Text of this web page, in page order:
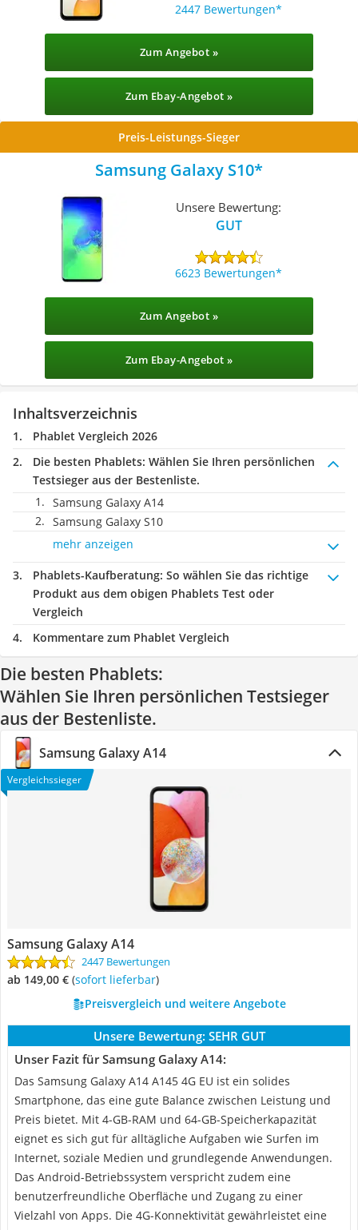
2447 Bewertungen
Zum Angebot »
Zum Ebay-Angebot »
Preis-Leistungs-Sieger
Samsung Galaxy S10
Unsere Bewertung:
GUT
6623 Bewertungen
Zum Angebot »
Zum Ebay-Angebot »
Inhaltsverzeichnis
Phablet Vergleich 2026
Die besten Phablets: Wählen Sie Ihren persönlichen
Testsieger aus der Bestenliste.
Samsung Galaxy A14
Samsung Galaxy S10
mehr anzeigen
Phablets-Kaufberatung: So wählen Sie das richtige
Produkt aus dem obigen Phablets Test oder
Vergleich
Kommentare zum Phablet Vergleich
Die besten Phablets:
Wählen Sie Ihren persönlichen Testsieger
aus der Bestenliste.
Samsung Galaxy A14
Vergleichssieger
Samsung Galaxy A14
2447 Bewertungen
ab 149,00 € ( Sofort lieferbar)
Preisvergleich und weitere Angebote
Unsere Bewertung: SEHR GUT
Unser Fazit für Samsung Galaxy A14:
Das Samsung Galaxy A14 A145 4G EU ist ein solides
Smartphone, das eine gute Balance zwischen Leistung und
Preis bietet. Mit 4-GB-RAM und 64-GB-Speicherkapazität
eignet es sich gut für alltägliche Aufgaben wie Surfen im
Internet, soziale Medien und grundlegende Anwendungen.
Das Android-Betriebssystem verspricht zudem eine
benutzerfreundliche Oberfläche und Zugang zu einer
Vielzahl von Apps. Die 4G-Konnektivität gewährleistet eine